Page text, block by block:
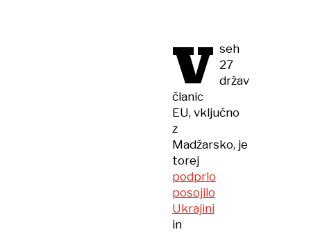
V seh
27
držav
članic
EU, vključno
z
Madžarsko, je
torej
podprlo
posojilo
Ukrajini
in